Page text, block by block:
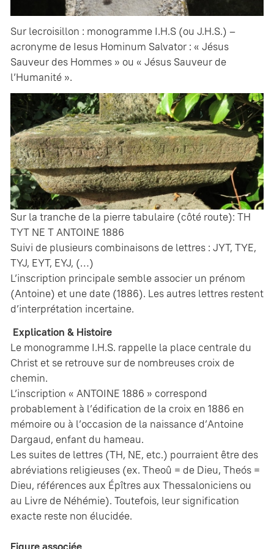
Sur lecroisillon : monogramme I.H.S (ou J.H.S.) –
acronyme de Iesus Hominum Salvator : « Jésus
Sauveur des Hommes » ou « Jésus Sauveur de
l’Humanité ».
Sur la tranche de la pierre tabulaire (côté route): TH
TYT NE T ANTOINE 1886
Suivi de plusieurs combinaisons de lettres : JYT, TYE,
TYJ, EYT, EYJ, (…)
L’inscription principale semble associer un prénom
(Antoine) et une date (1886). Les autres lettres restent
d’interprétation incertaine.
Explication & Histoire
Le monogramme I.H.S. rappelle la place centrale du
Christ et se retrouve sur de nombreuses croix de
chemin.
L’inscription « ANTOINE 1886 » correspond
probablement à l’édification de la croix en 1886 en
mémoire ou à l’occasion de la naissance d’Antoine
Dargaud, enfant du hameau.
Les suites de lettres (TH, NE, etc.) pourraient être des
abréviations religieuses (ex. Theoû = de Dieu, Theós =
Dieu, références aux Épîtres aux Thessaloniciens ou
au Livre de Néhémie). Toutefois, leur signification
exacte reste non élucidée.